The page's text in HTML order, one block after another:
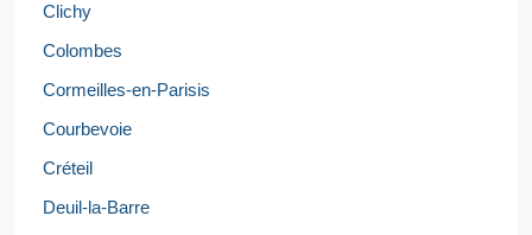
Clichy
Colombes
Cormeilles-en-Parisis
Courbevoie
Créteil
Deuil-la-Barre